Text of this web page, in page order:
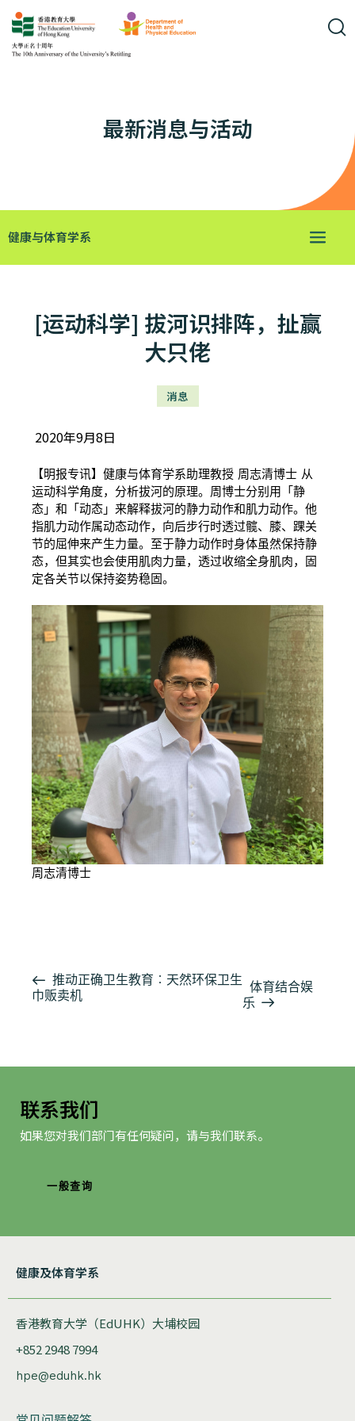
最新消息与活动
健康与体育学系
[运动科学] 拔河识排阵，扯赢
大只佬
消息
2020年9月8日
【明报专讯】健康与体育学系助理教授 周志清博士 从
运动科学角度，分析拔河的原理。周博士分别用「静
态」和「动态」来解释拔河的静力动作和肌力动作。他
指肌力动作属动态动作，向后步行时透过髋、膝、踝关
节的屈伸来产生力量。至于静力动作时身体虽然保持静
态，但其实也会使用肌肉力量，透过收缩全身肌肉，固
定各关节以保持姿势稳固。
周志清博士
活
动
推动正确卫生教育︰天然环保卫生
巾贩卖机
体育结合娱
乐
联系我们
如果您对我们部门有任何疑问，请与我们联系。
一般查询
健康及体育学系
香港教育大学（EdUHK）大埔校园
+852 2948 7994
hpe@eduhk.hk